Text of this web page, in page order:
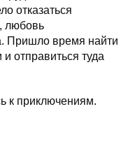
отказаться
любовь
Пришло время найти
отправиться туда
к приключениям.